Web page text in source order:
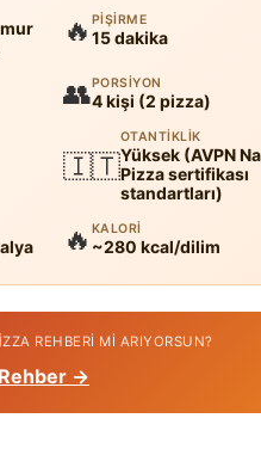
🔥 PIŞIRME
15 dakika
👥PORSIYON
4 kişi (2 pizza)
🇮🇹
OTANTIKLIK
Yüksek (AVPN
Pizza sertifikası
standartları)
🔥 KALORI
~280 kcal/dilim
REHBERI MI ARIYORSUN?
→